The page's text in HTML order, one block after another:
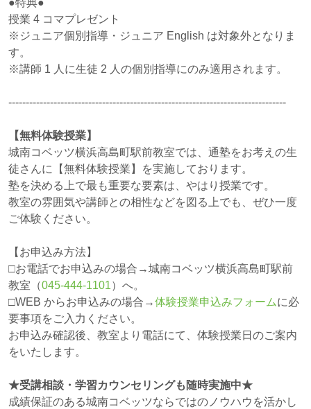
●特典●
授業 4 コマプレゼント
※ジュニア個別指導・ジュニア English は対象外となりま
す。
※講師 1 人に生徒 2 人の個別指導にのみ適用されます。
--------------------------------------------------------------------------------
【無料体験授業】
城南コベッツ横浜高島町駅前教室では、通塾をお考えの生
徒さんに【無料体験授業】を実施しております。
塾を決める上で最も重要な要素は、やはり授業です。
教室の雰囲気や講師との相性などを図る上でも、ぜひ一度
ご体験ください。
【お申込み方法】
□お電話でお申込みの場合→城南コベッツ横浜高島町駅前
教室（045-444-1101）へ。
□WEB からお申込みの場合→体験授業申込みフォームに必
要事項をご入力ください。
お申込み確認後、教室より電話にて、体験授業日のご案内
をいたします。
★受講相談・学習カウンセリングも随時実施中★
成績保証のある城南コベッツならではのノウハウを活かし